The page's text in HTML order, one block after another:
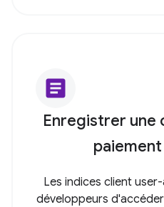
article
Enregistrer une
Les indices client
développeurs